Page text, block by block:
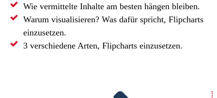
Wie vermittelte Inhalte am besten hängen bleiben.
Warum visualisieren? Was dafür spricht, Flipcharts
einzusetzen.
3 verschiedene Arten, Flipcharts einzusetzen.